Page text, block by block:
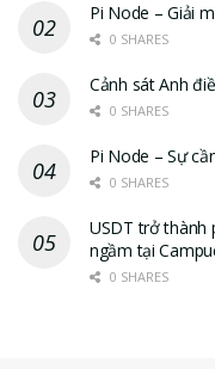
Pi Node – Giải
0 SHARES
Cảnh sát Anh
0 SHARES
Pi Node – Sự
0 SHARES
USDT trở thành
ngầm tại
0 SHARES